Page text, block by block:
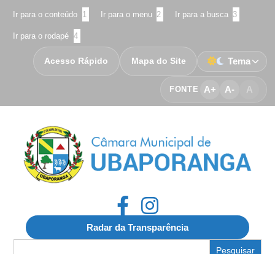
Ir para o conteúdo 1 Ir para o menu 2 Ir para a busca 3
Ir para o rodapé 4
FONTE A+ A- A
Acesso Rápido Mapa do Site Tema
Radar da Transparência